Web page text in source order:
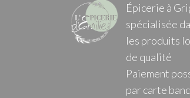
Épicerie à
spécialisée
les produits
de qualité
Paiement
par carte